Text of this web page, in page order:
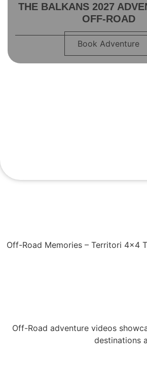
THE BALKANS 2027
OFF-ROAD
Book Adventure
Off-Road Memories – Territori 4×4
Off-Road adventure videos
destinations